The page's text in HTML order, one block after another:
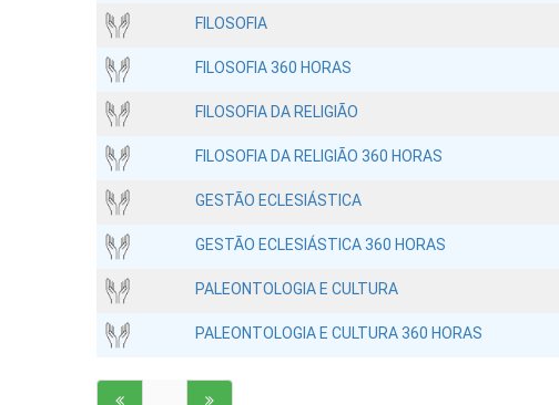
FILOSOFIA
FILOSOFIA 360 HORAS
FILOSOFIA DA RELIGIÃO
FILOSOFIA DA RELIGIÃO 360 HORAS
GESTÃO ECLESIÁSTICA
GESTÃO ECLESIÁSTICA 360 HORAS
PALEONTOLOGIA E CULTURA
PALEONTOLOGIA E CULTURA 360 HORAS